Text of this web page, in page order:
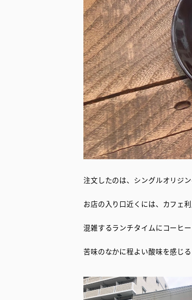
注文したのは、シングルオリジ
お店の入り口近くには、カフェ
混雑するランチタイムにコーヒ
苦味のなかに程よい酸味を感じ